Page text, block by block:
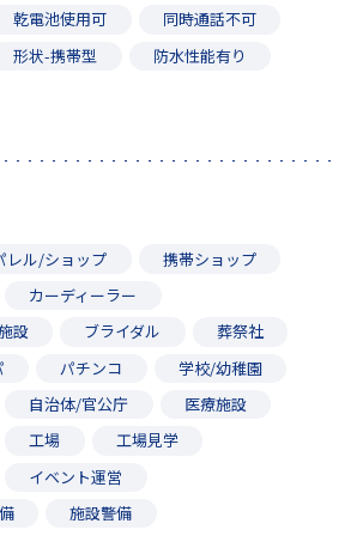
乾電池使用可
同時通話不可
形状-携帯型
防水性能有り
レル/ショップ
携帯ショップ
カーディーラー
設
ブライダル
葬祭社
パチンコ
学校/幼稚園
自治体/官公庁
医療施設
工場
工場見学
イベント運営
施設警備